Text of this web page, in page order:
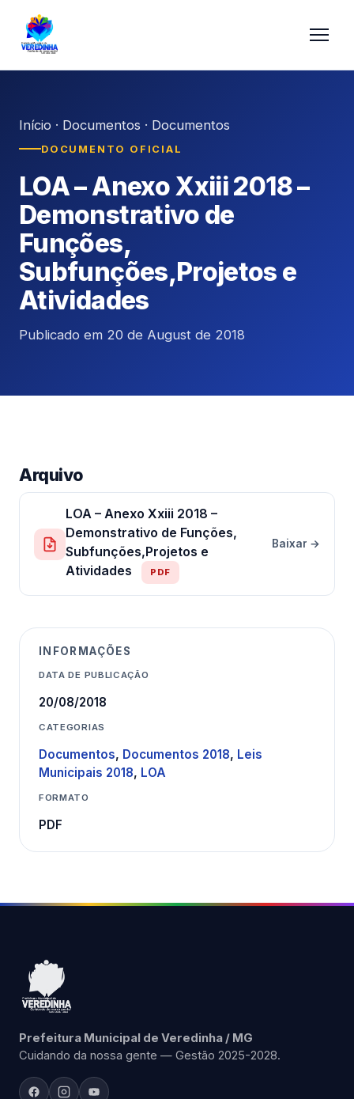
Início · Documentos · Documentos
DOCUMENTO OFICIAL
LOA – Anexo Xxiii 2018 –
Demonstrativo de
Funções,
Subfunções,Projetos e
Atividades
Publicado em 20 de August de 2018
Arquivo
LOA – Anexo Xxiii 2018 –
Demonstrativo de Funções,
Subfunções,Projetos e
Atividades
PDF
Baixar →
INFORMAÇÕES
DATA DE PUBLICAÇÃO
20/08/2018
CATEGORIAS
Documentos, Documentos 2018, Leis
Municipais 2018, LOA
FORMATO
PDF
Prefeitura Municipal de Veredinha / MG
Cuidando da nossa gente — Gestão 2025-2028.